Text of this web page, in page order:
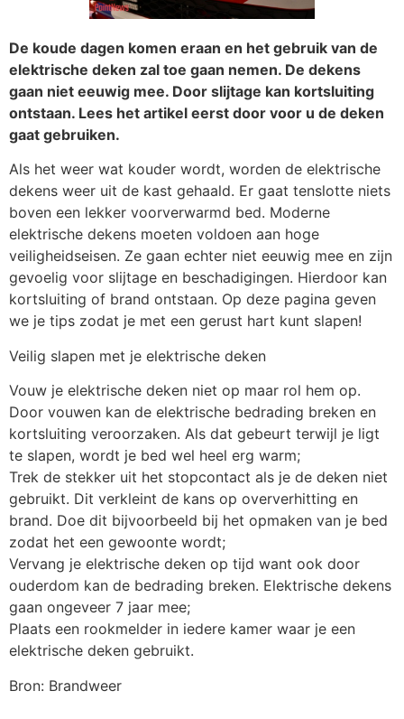
De koude dagen komen eraan en het gebruik van de
elektrische deken zal toe gaan nemen. De dekens
gaan niet eeuwig mee. Door slijtage kan kortsluiting
ontstaan. Lees het artikel eerst door voor u de deken
gaat gebruiken.
Als het weer wat kouder wordt, worden de elektrische
dekens weer uit de kast gehaald. Er gaat tenslotte niets
boven een lekker voorverwarmd bed. Moderne
elektrische dekens moeten voldoen aan hoge
veiligheidseisen. Ze gaan echter niet eeuwig mee en zijn
gevoelig voor slijtage en beschadigingen. Hierdoor kan
kortsluiting of brand ontstaan. Op deze pagina geven
we je tips zodat je met een gerust hart kunt slapen!
Veilig slapen met je elektrische deken
Vouw je elektrische deken niet op maar rol hem op.
Door vouwen kan de elektrische bedrading breken en
kortsluiting veroorzaken. Als dat gebeurt terwijl je ligt
te slapen, wordt je bed wel heel erg warm;
Trek de stekker uit het stopcontact als je de deken niet
gebruikt. Dit verkleint de kans op oververhitting en
brand. Doe dit bijvoorbeeld bij het opmaken van je bed
zodat het een gewoonte wordt;
Vervang je elektrische deken op tijd want ook door
ouderdom kan de bedrading breken. Elektrische dekens
gaan ongeveer 7 jaar mee;
Plaats een rookmelder in iedere kamer waar je een
elektrische deken gebruikt.
Bron: Brandweer